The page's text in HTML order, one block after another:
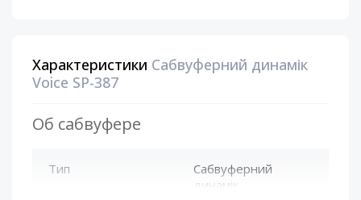
Характеристики Сабвуферний динамік
Voice SP-387
Об сабвуфере
Тип
Сабвуферний
динамік